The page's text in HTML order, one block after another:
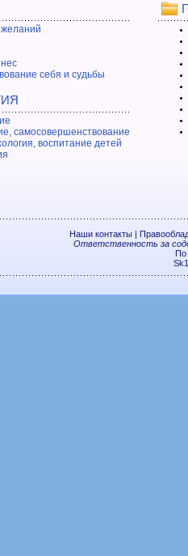
себя и судьбы
самосовершенствование
воспитание детей
Наши контакты|
Ответственность за
По